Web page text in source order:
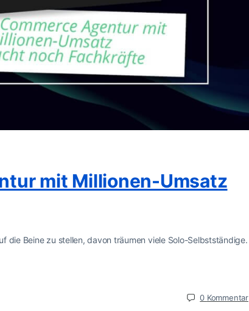
mit Millionen-Umsatz
die Beine zu stellen, davon träumen viele Solo-Selbstständige.
0 Kommentar